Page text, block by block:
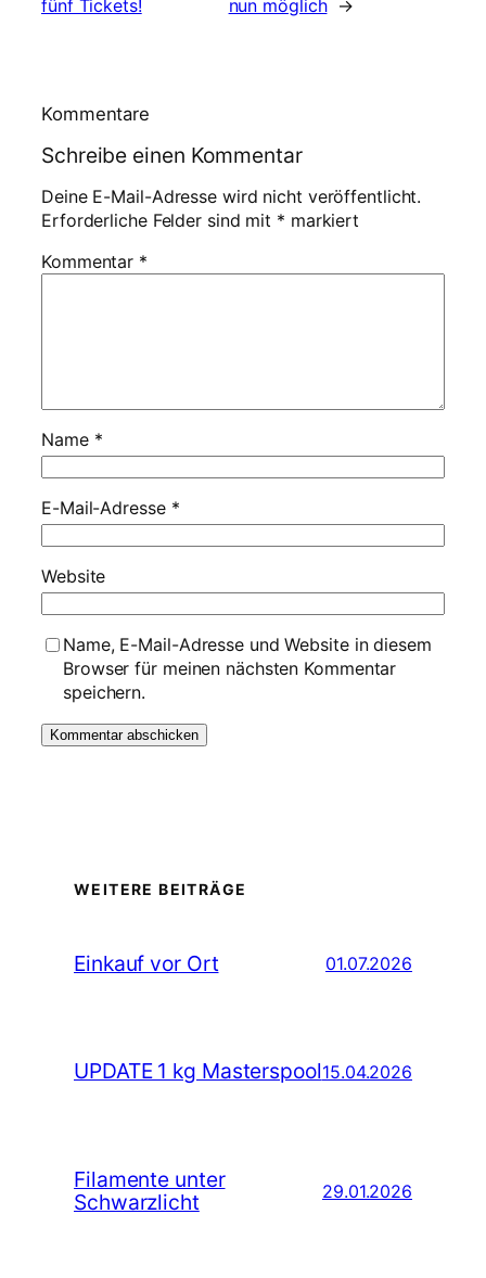
fünf Tickets! nun möglich →
Kommentare
Schreibe einen Kommentar
Deine E-Mail-Adresse wird nicht veröffentlicht.
Erforderliche Felder sind mit * markiert
Kommentar *
Name *
E-Mail-Adresse *
Website
Name, E-Mail-Adresse und Website in diesem
Browser für meinen nächsten Kommentar
speichern.
WEITERE BEITRÄGE
Einkauf vor Ort 01.07.2026
UPDATE 1 kg Masterspool15.04.2026
Filamente unter
Schwarzlicht
29.01.2026